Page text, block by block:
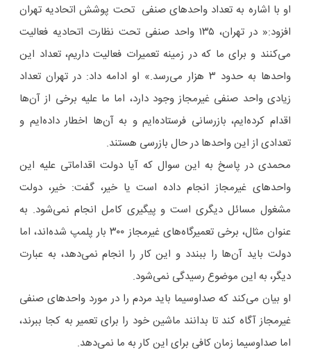
او با اشاره به تعداد واحدهای صنفی تحت پوشش اتحادیه تهران
افزود:« در تهران، ۱۳۵ واحد صنفی تحت نظارت اتحادیه فعالیت
می‌کنند و برای ما که در زمینه تعمیرات فعالیت داریم، تعداد این
واحدها به حدود ۳ هزار می‌رسد.» او ادامه داد: در تهران تعداد
زیادی واحد صنفی غیرمجاز وجود دارد، اما ما علیه برخی از آن‌ها
اقدام کرده‌ایم، بازرسانی فرستاده‌ایم و به آن‌ها اخطار داده‌ایم و
تعدادی از این واحدها در حال بازرسی هستند.
محمدی در پاسخ به این سوال که آیا دولت اقداماتی علیه این
واحدهای غیرمجاز انجام داده است یا خیر، گفت: خیر، دولت
مشغول مسائل دیگری است و پیگیری کامل انجام نمی‌شود. به
عنوان مثال، برخی تعمیرگاه‌های غیرمجاز ۳۰۰ بار پلمپ شده‌اند، اما
دولت باید آن‌ها را ببندد و این کار را انجام نمی‌دهد، به عبارت
دیگر، به این موضوع رسیدگی نمی‌شود.
او بیان می‌کند که صداوسیما باید مردم را در مورد واحدهای صنفی
غیرمجاز آگاه کند تا بدانند ماشین خود را برای تعمیر به کجا ببرند،
اما صداوسیما زمان کافی برای این کار به ما نمی‌دهد.